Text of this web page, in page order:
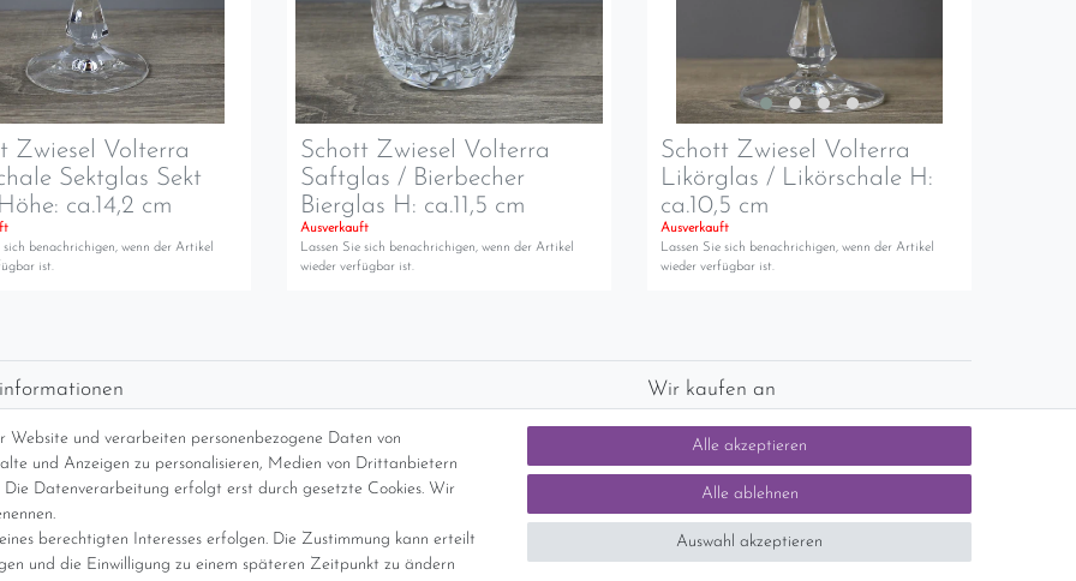
Zwiesel Volterra
Sektglas Sekt
ca.14,2 cm
sich benachrichigen, wenn der Artikel
ist.
Schott Zwiesel Volterra
Saftglas / Bierbecher
Bierglas H: ca.11,5 cm
Ausverkauft
Lassen Sie sich benachrichigen, wenn der Artikel
wieder verfügbar ist.
Schott Zwiesel Volterra
Likörglas / Likörschale H:
ca.10,5 cm
Ausverkauft
Lassen Sie sich benachrichigen, wenn der Artikel
wieder verfügbar ist.
Website und verarbeiten personenbezogene Daten von
und Anzeigen zu personalisieren, Medien von Drittanbietern
Datenverarbeitung erfolgt erst durch gesetzte Cookies. Wir
berechtigten Interesses erfolgen. Die Zustimmung kann erteilt
und die Einwilligung zu einem späteren Zeitpunkt zu ändern
Alle akzeptieren
Alle ablehnen
Auswahl akzeptieren
per GLS (6,90 Euro) oder DHL (8,49 Euro ) inkl. MwSt. (innerhalb Deutschlands)
Lieferung ab 150 Euro Warenwert (innerhalb Deutschlands)
Internationale Versandkosten
Wir kaufen an
Sie haben zuviel Porzellan im Schrank? Gerne
kaufen wir dieses an. Einfach unverbindliches
Angebot anfordern.
gem. § 25a UStG der Differenzbesteuerung, ein Ausweis der Mehrwertsteuer auf der Rechnung erfolgt nicht.)